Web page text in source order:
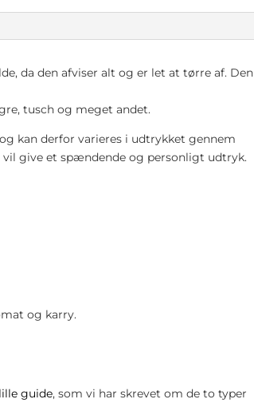
da den afviser alt og er let at tørre af. Den
tusch og meget andet.
kan derfor varieres i udtrykket gennem
give et spændende og personligt udtryk.
og karry.
guide, som vi har skrevet om de to typer